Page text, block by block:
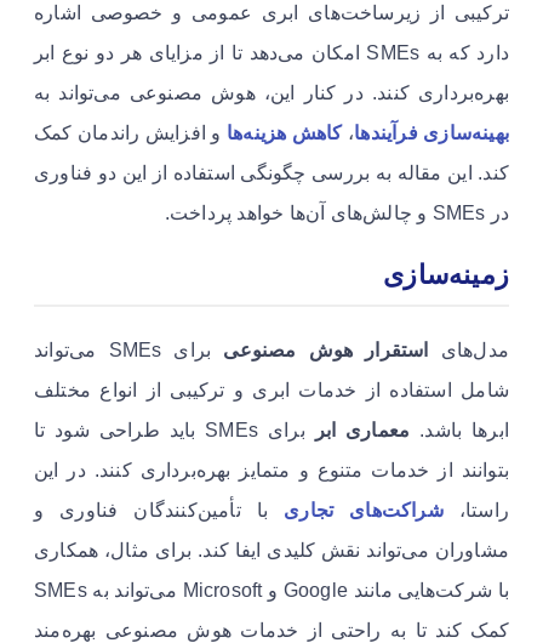
ترکیبی از زیرساخت‌های ابری عمومی و خصوصی اشاره
دارد که به SMEs امکان می‌دهد تا از مزایای هر دو نوع ابر
بهره‌برداری کنند. در کنار این، هوش مصنوعی می‌تواند به
بهینه‌سازی فرآیندها،کاهش هزینه‌ها و افزایش راندمان کمک
کند. این مقاله به بررسی چگونگی استفاده از این دو فناوری
در SMEs و چالش‌های آن‌ها خواهد پرداخت.
زمینه‌سازی
مدل‌های استقرار هوش مصنوعی
برای SMEs می‌تواند
شامل استفاده از خدمات ابری و ترکیبی از انواع مختلف
ابرها باشد. معماری ابر
برای SMEs باید طراحی شود تا
بتوانند از خدمات متنوع و متمایز بهره‌برداری کنند. در این
راستا،شراکت‌های تجاری با تأمین‌کنندگان فناوری و
مشاوران می‌تواند نقش کلیدی ایفا کند. برای مثال، همکاری
با شرکت‌هایی مانند Google و Microsoft می‌تواند به SMEs
کمک کند تا به راحتی از خدمات هوش مصنوعی بهره‌مند